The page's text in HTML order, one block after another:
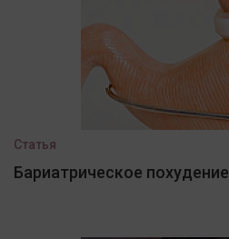
Статья
Бариатрическое похудение